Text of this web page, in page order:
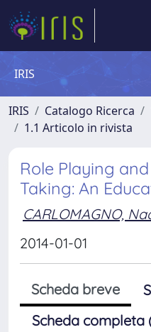
IRIS
IRIS Catalogo Ricerca
1.1 Articolo in rivista
Role Playing
Taking: An
CARLOMAGNO,
2014-01-01
Scheda breve
Scheda completa